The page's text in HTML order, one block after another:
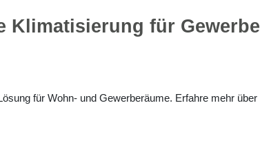
Klimatisierung für Gewerbe
für Wohn- und Gewerberäume. Erfahre mehr über